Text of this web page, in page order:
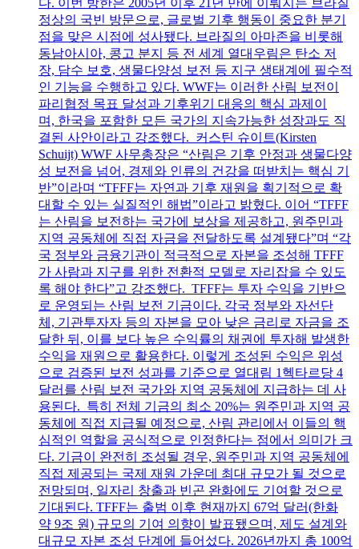
다. 이번 방한은 2005년 이후 21년 만에 이뤄지는 브라질
정상의 국빈 방문으로, 글로벌 기후 행동이 중요한 분기
점을 맞은 시점에 성사됐다. 브라질의 아마존을 비롯해
동남아시아, 콩고 분지 등 전 세계 열대우림은 탄소 저
장, 담수 보호, 생물다양성 보전 등 지구 생태계에 필수적
인 기능을 수행하고 있다. WWF는 이러한 산림 보전이
파리협정 목표 달성과 기후위기 대응의 핵심 과제이
며, 한국을 포함한 모든 국가의 지속가능한 성장과도 직
결된 사안이라고 강조했다. 커스틴 슈이트(Kirsten
Schuijt) WWF 사무총장은 “산림은 기후 안정과 생물다양
성 보전을 넘어, 경제와 인류의 건강을 떠받치는 핵심 기
반”이라며 “TFFF는 자연과 기후 재원을 획기적으로 확
대할 수 있는 실질적인 해법”이라고 밝혔다. 이어 “TFFF
는 산림을 보전하는 국가에 보상을 제공하고, 원주민과
지역 공동체에 직접 자금을 전달하도록 설계됐다”며 “각
국 정부와 금융기관이 적극적으로 자본을 조성해 TFFF
가 사람과 지구를 위한 전환적 모델로 자리잡을 수 있도
록 해야 한다”고 강조했다. TFFF는 투자 수익을 기반으
로 운영되는 산림 보전 기금이다. 각국 정부와 자선단
체, 기관투자자 등의 자본을 모아 낮은 금리로 자금을 조
달한 뒤, 이를 보다 높은 수익률의 채권에 투자해 발생한
수익을 재원으로 활용한다. 이렇게 조성된 수익은 위성
으로 검증된 보전 성과를 기준으로 열대림 1헥타르당 4
달러를 산림 보전 국가와 지역 공동체에 지급하는 데 사
용된다. 특히 전체 기금의 최소 20%는 원주민과 지역 공
동체에 직접 지급될 예정으로, 산림 관리에서 이들의 핵
심적인 역할을 공식적으로 인정한다는 점에서 의미가 크
다. 기금이 완전히 조성될 경우, 원주민과 지역 공동체에
직접 제공되는 국제 재원 가운데 최대 규모가 될 것으로
전망되며, 일자리 창출과 빈곤 완화에도 기여할 것으로
기대된다. TFFF는 출범 이후 현재까지 67억 달러(한화
약 9조 원) 규모의 기여 의향이 발표됐으며, 제도 설계와
대규모 자본 조성 단계에 들어섰다. 2026년까지 총 100억